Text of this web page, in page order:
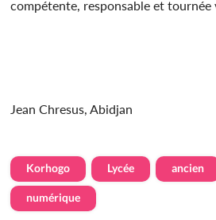
compétente, responsable et tournée
Jean Chresus, Abidjan
Korhogo Lycée ancien
numérique